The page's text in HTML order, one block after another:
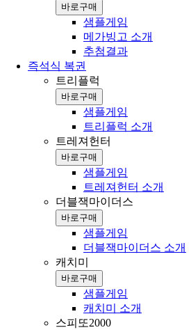
바로구매
샘플게임
메가빙고 소개
추첨결과
즉석식 복권
트리플럭
바로구매
샘플게임
트리플럭 소개
트레져헌터
바로구매
샘플게임
트레져헌터 소개
더블잭마이더스
바로구매
샘플게임
더블잭마이더스 소개
캐치미
바로구매
샘플게임
캐치미 소개
스피또2000